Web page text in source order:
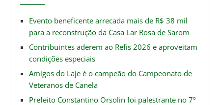
Evento beneficente arrecada mais de R$ 38 mil
para a reconstrução da Casa Lar Rosa de Sarom
Contribuintes aderem ao Refis 2026 e aproveitam
condições especiais
Amigos do Laje é o campeão do Campeonato de
Veteranos de Canela
Prefeito Constantino Orsolin foi palestrante no 7º